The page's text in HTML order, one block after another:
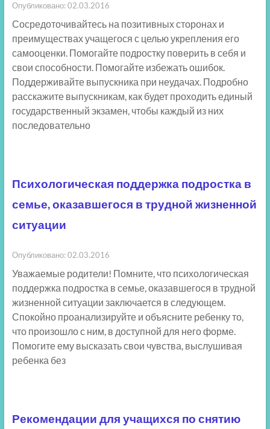
Опубликовано: 02.03.2016
Сосредоточивайтесь на позитивных сторонах и
преимуществах учащегося с целью укрепления его
самооценки. Помогайте подростку поверить в себя и
свои способности. Помогайте избежать ошибок.
Поддерживайте выпускника при неудачах. Подробно
расскажите выпускникам, как будет проходить единый
государственный экзамен, чтобы каждый из них
последовательно
Психологическая поддержка подростка в
семье, оказавшегося в трудной жизненной
ситуации
Опубликовано: 02.03.2016
Уважаемые родители! Помните, что психологическая
поддержка подростка в семье, оказавшегося в трудной
жизненной ситуации заключается в следующем.
Спокойно проанализируйте и объясните ребенку то,
что произошло с ним, в доступной для него форме.
Помогите ему высказать свои чувства, выслушивая
ребенка без
Рекомендации для учащихся по снятию